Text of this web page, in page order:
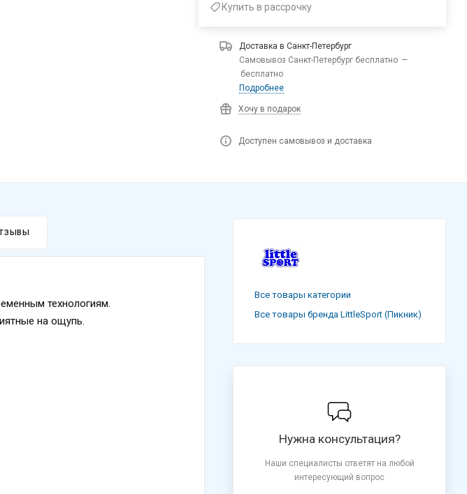
Купить в рассрочку
Доставка в Санкт-Петербург
Самовывоз Санкт-Петербург бесплатно —
бесплатно
Подробнее
Хочу в подарок
Доступен самовывоз и доставка
технологиям.
на ощупь.
Все товары категории
Все товары бренда LittleSport (Пикник)
Нужна консультация?
Наши специалисты ответят на любой
интересующий вопрос